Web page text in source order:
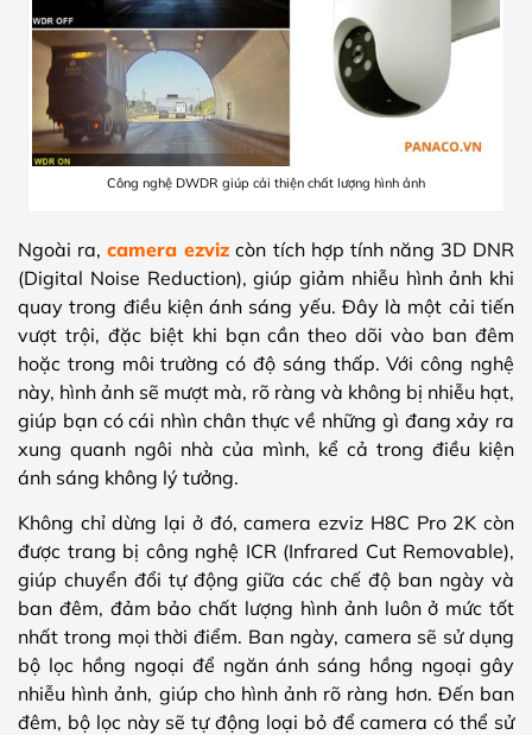
Công nghệ DWDR giúp cải thiện chất lượng hình ảnh
Ngoài ra,camera ezviz còn tích hợp tính năng 3D DNR
(Digital Noise Reduction), giúp giảm nhiễu hình ảnh khi
quay trong điều kiện ánh sáng yếu. Đây là một cải tiến
vượt trội, đặc biệt khi bạn cần theo dõi vào ban đêm
hoặc trong môi trường có độ sáng thấp. Với công nghệ
này, hình ảnh sẽ mượt mà, rõ ràng và không bị nhiễu hạt,
giúp bạn có cái nhìn chân thực về những gì đang xảy ra
xung quanh ngôi nhà của mình, kể cả trong điều kiện
ánh sáng không lý tưởng.
Không chỉ dừng lại ở đó, camera ezviz H8C Pro 2K còn
được trang bị công nghệ ICR (Infrared Cut Removable),
giúp chuyển đổi tự động giữa các chế độ ban ngày và
ban đêm, đảm bảo chất lượng hình ảnh luôn ở mức tốt
nhất trong mọi thời điểm. Ban ngày, camera sẽ sử dụng
bộ lọc hồng ngoại để ngăn ánh sáng hồng ngoại gây
nhiễu hình ảnh, giúp cho hình ảnh rõ ràng hơn. Đến ban
đêm, bộ lọc này sẽ tự động loại bỏ để camera có thể sử